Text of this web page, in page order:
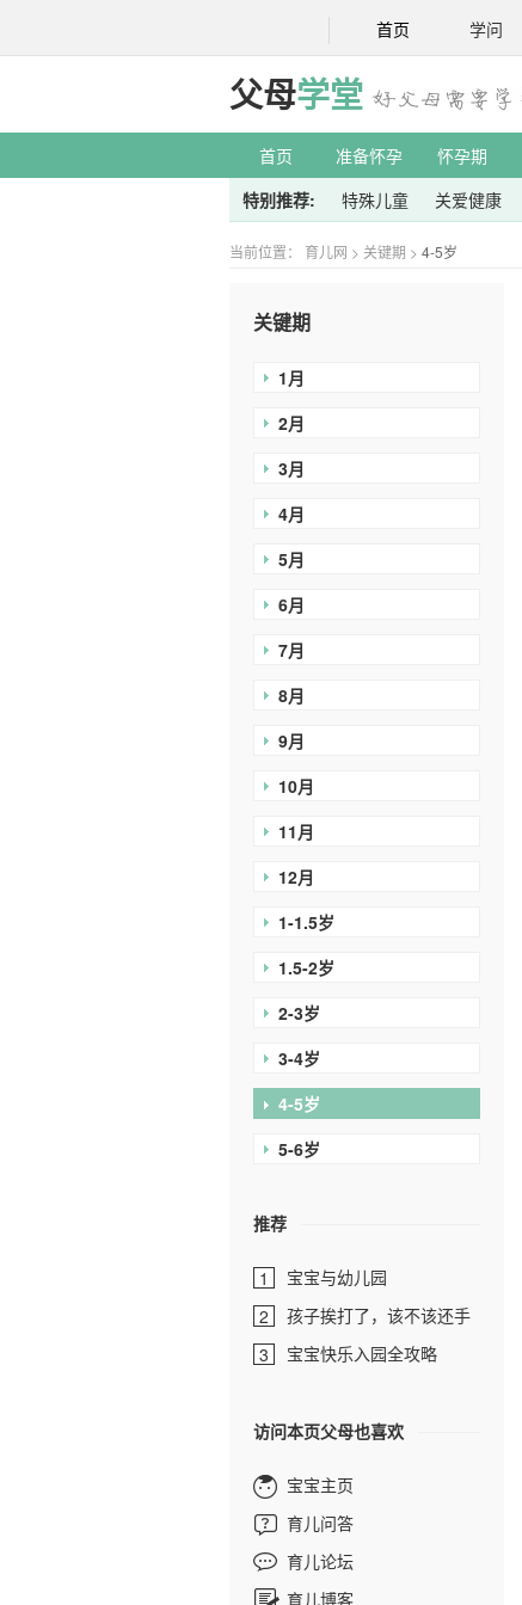
首页 学问
父母学堂
首页 准备怀孕 怀孕期
特别推荐:
特殊儿童 关爱健康
当前位置： 育儿网 > 关键期 > 4-5岁
关键期
1月
2月
3月
4月
5月
6月
7月
8月
9月
10月
11月
12月
1-1.5岁
1.5-2岁
2-3岁
3-4岁
4-5岁
5-6岁
推荐
1
宝宝与幼儿园
2
孩子挨打了，该不该还手
3
宝宝快乐入园全攻略
访问本页父母也喜欢
宝宝主页
育儿问答
育儿论坛
育儿博客